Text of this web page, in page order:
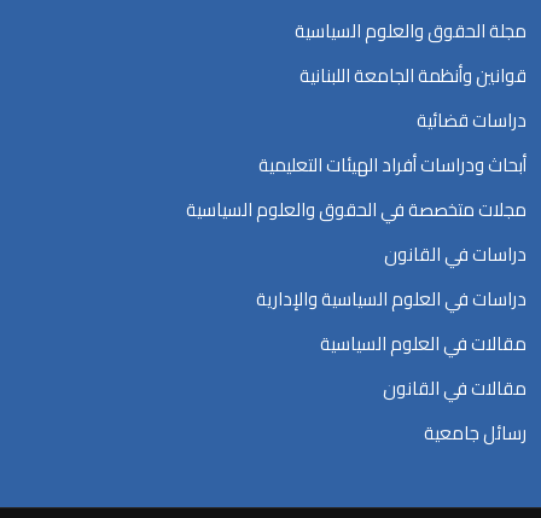
مجلة الحقوق والعلوم السياسية
قوانين وأنظمة الجامعة اللبنانية
دراسات قضائية
أبحاث ودراسات أفراد الهيئات التعليمية
مجلات متخصصة في الحقوق والعلوم السياسية
دراسات في القانون
دراسات في العلوم السياسية والإدارية
مقالات في العلوم السياسية
مقالات في القانون
رسائل جامعية